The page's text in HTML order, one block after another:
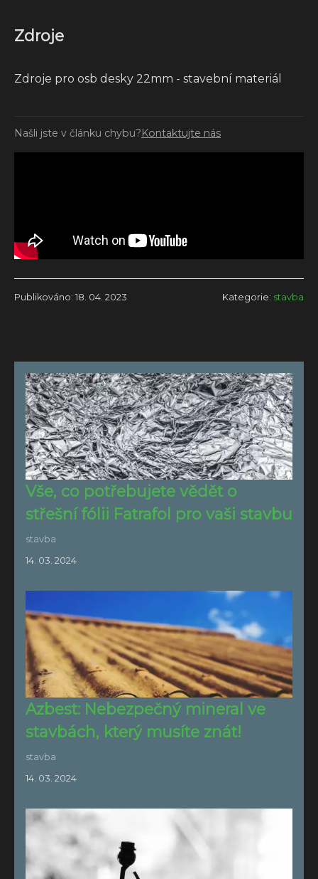
Zdroje
Zdroje pro osb desky 22mm - stavební materiál
Našli jste v článku chybu?Kontaktujte nás
Publikováno: 18. 04. 2023 Kategorie: stavba
Vše, co potřebujete vědět o
střešní fólii Fatrafol pro vaši stavbu
stavba
14. 03. 2024
Azbest: Nebezpečný mineral ve
stavbách, který musíte znát!
stavba
14. 03. 2024